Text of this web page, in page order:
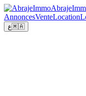
Abraje
AnnoncesVenteLocation
ع🇲🇦